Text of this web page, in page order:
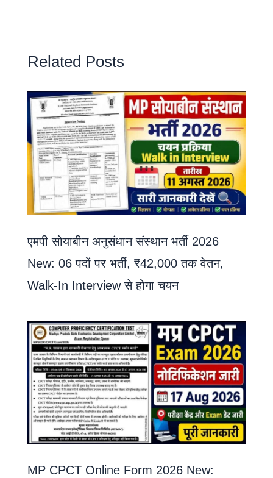
Related Posts
एमपी सोयाबीन अनुसंधान संस्थान भर्ती 2026
New: 06 पदों पर भर्ती, ₹42,000 तक वेतन,
Walk-In Interview से होगा चयन
MP CPCT Online Form 2026 New: